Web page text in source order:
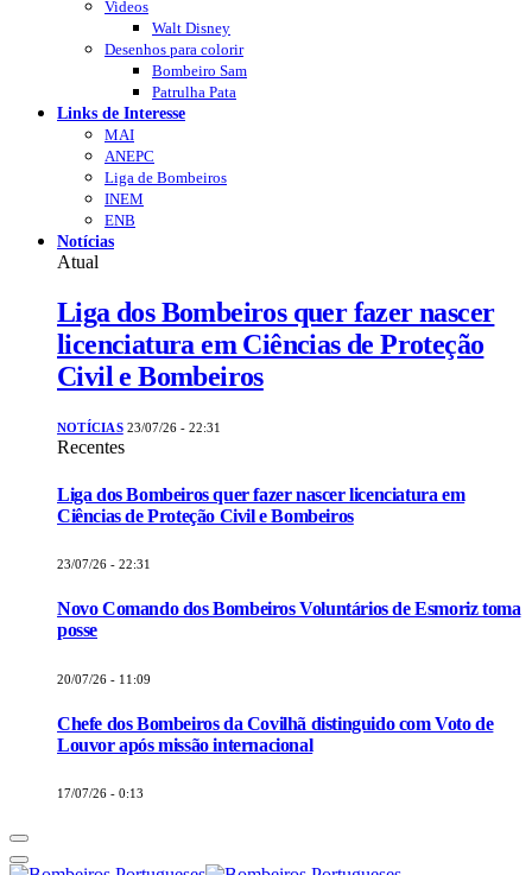
Videos
Walt Disney
Desenhos para colorir
Bombeiro Sam
Patrulha Pata
Links de Interesse
MAI
ANEPC
Liga de Bombeiros
INEM
ENB
Notícias
Atual
Liga dos Bombeiros quer fazer nascer
licenciatura em Ciências de Proteção
Civil e Bombeiros
NOTÍCIAS 23/07/26 - 22:31
Recentes
Liga dos Bombeiros quer fazer nascer licenciatura em
Ciências de Proteção Civil e Bombeiros
23/07/26 - 22:31
Novo Comando dos Bombeiros Voluntários de Esmoriz toma
posse
20/07/26 - 11:09
Chefe dos Bombeiros da Covilhã distinguido com Voto de
Louvor após missão internacional
17/07/26 - 0:13